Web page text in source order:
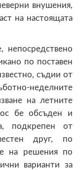
внушения,
на настоящата
по поставен
съдии от
неделните
на летните
бе обсъден и
подкрепен от
друг, по
на решения по
варианти за